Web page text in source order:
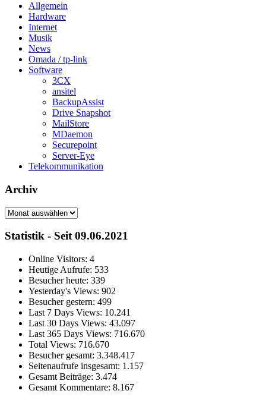
Allgemein
Hardware
Internet
Musik
News
Omada / tp-link
Software
3CX
ansitel
BackupAssist
Drive Snapshot
MailStore
MDaemon
Securepoint
Server-Eye
Telekommunikation
Archiv
Archiv
Statistik - Seit 09.06.2021
Online Visitors: 4
Heutige Aufrufe: 533
Besucher heute: 339
Yesterday's Views: 902
Besucher gestern: 499
Last 7 Days Views: 10.241
Last 30 Days Views: 43.097
Last 365 Days Views: 716.670
Total Views: 716.670
Besucher gesamt: 3.348.417
Seitenaufrufe insgesamt: 1.157
Gesamt Beiträge: 3.474
Gesamt Kommentare: 8.167